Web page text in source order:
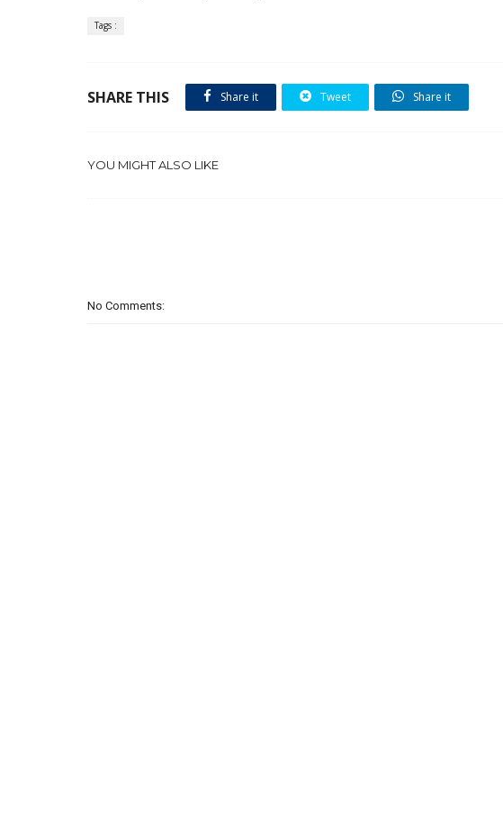
Tags :
SHARE THIS Share it Tweet Share it
YOU MIGHT ALSO LIKE
No Comments: